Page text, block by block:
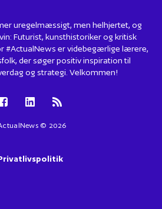
uregelmæssigt, men helhjertet, og
Futurist, kunsthistoriker og kritisk
#ActualNews er videbegærlige lærere,
der søger positiv inspiration til
og strategi. Velkommen!
© 2026